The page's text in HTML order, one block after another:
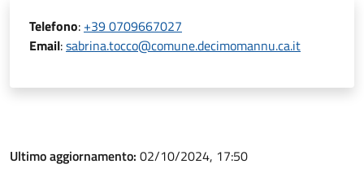
Telefono: +39 0709667027
Email:sabrina.tocco@comune.decimomannu.ca.it
Ultimo aggiornamento: 02/10/2024, 17:50